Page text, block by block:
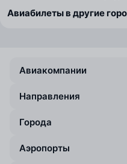
Авиабилеты в другие
Авиакомпании
Направления
Города
Аэропорты